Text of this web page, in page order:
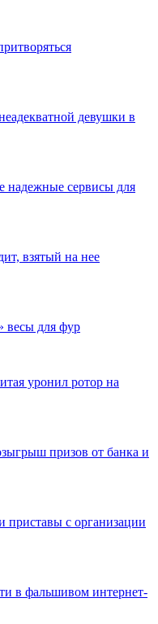
девушки в
надежные сервисы для
взятый на нее
весы для фур
уронил ротор на
призов от банка и
приставы с организации
в фальшивом интернет-